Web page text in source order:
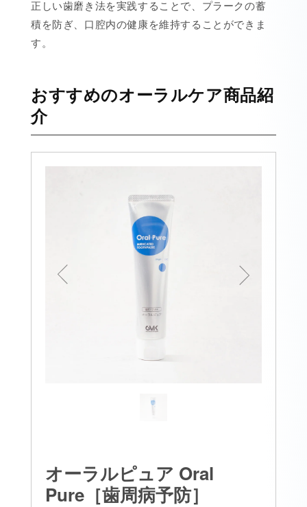
正しい歯磨き法を実践することで、プラークの蓄
積を防ぎ、口腔内の健康を維持することができま
す。
おすすめのオーラルケア商品紹
介